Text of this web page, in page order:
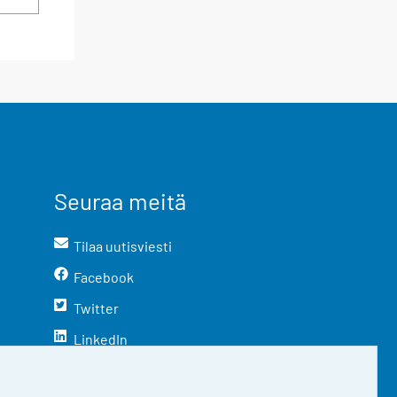
Seuraa meitä
Tilaa uutisviesti
Facebook
Twitter
LinkedIn